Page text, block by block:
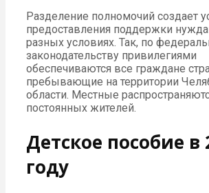
Разделение полномочий создает
предоставления поддержки
разных условиях. Так, по
законодательству привилегиями
обеспечиваются все граждане
пребывающие на территории
области. Местные
постоянных жителей.
Детское пособие в
году